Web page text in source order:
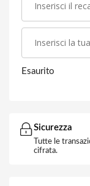
Esaurito
Sicurezza
Tutte le
cifrata.